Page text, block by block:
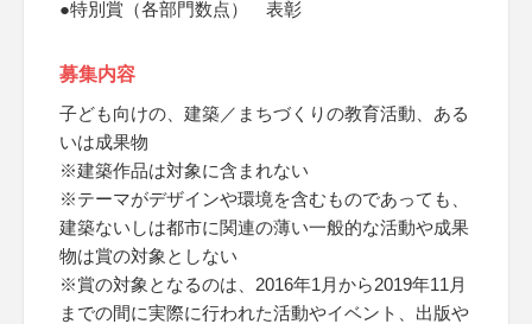
●特別賞（各部門数点） 表彰
募集内容
子ども向けの、建築／まちづくりの教育活動、ある
いは成果物
※建築作品は対象に含まれない
※テーマがデザインや環境を含むものであっても、
建築ないしは都市に関連の薄い一般的な活動や成果
物は賞の対象としない
※賞の対象となるのは、2016年1月から2019年11月
までの間に実際に行われた活動やイベント、出版や